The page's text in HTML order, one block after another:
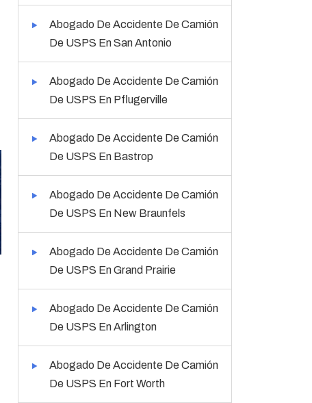
Abogado De Accidente De Camión
De USPS En San Antonio
Abogado De Accidente De Camión
De USPS En Pflugerville
Abogado De Accidente De Camión
De USPS En Bastrop
Abogado De Accidente De Camión
De USPS En New Braunfels
Abogado De Accidente De Camión
De USPS En Grand Prairie
Abogado De Accidente De Camión
De USPS En Arlington
Abogado De Accidente De Camión
De USPS En Fort Worth